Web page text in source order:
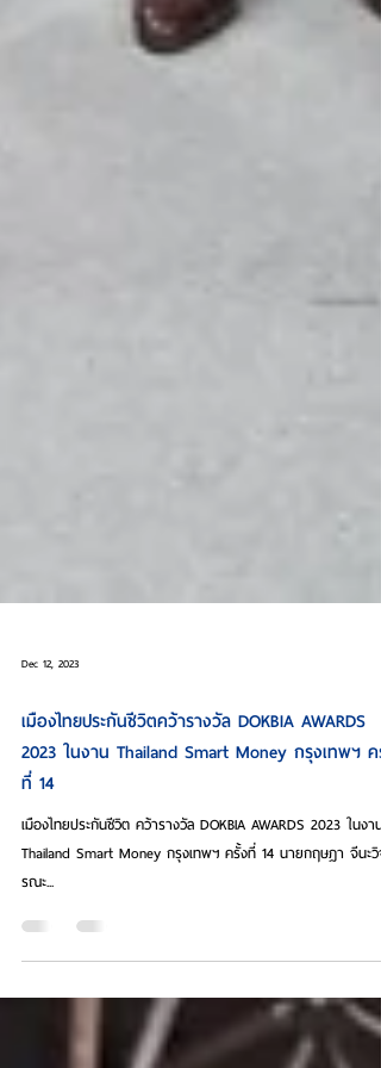
Dec 12, 2023
เมืองไทยประกันชีวิตคว้ารางวัล DOKBIA AWARDS
2023 ในงาน Thailand Smart Money กรุงเทพฯ ครั้ง
ที่ 14
เมืองไทยประกันชีวิต คว้ารางวัล DOKBIA AWARDS 2023 ในงาน